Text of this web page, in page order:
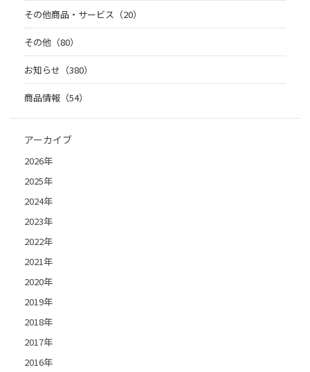
その他商品・サービス（20）
その他（80）
お知らせ（380）
商品情報（54）
アーカイブ
2026年
2025年
2024年
2023年
2022年
2021年
2020年
2019年
2018年
2017年
2016年